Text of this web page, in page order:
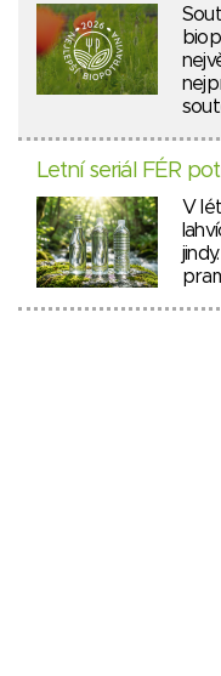
Letní seriál FÉR
V